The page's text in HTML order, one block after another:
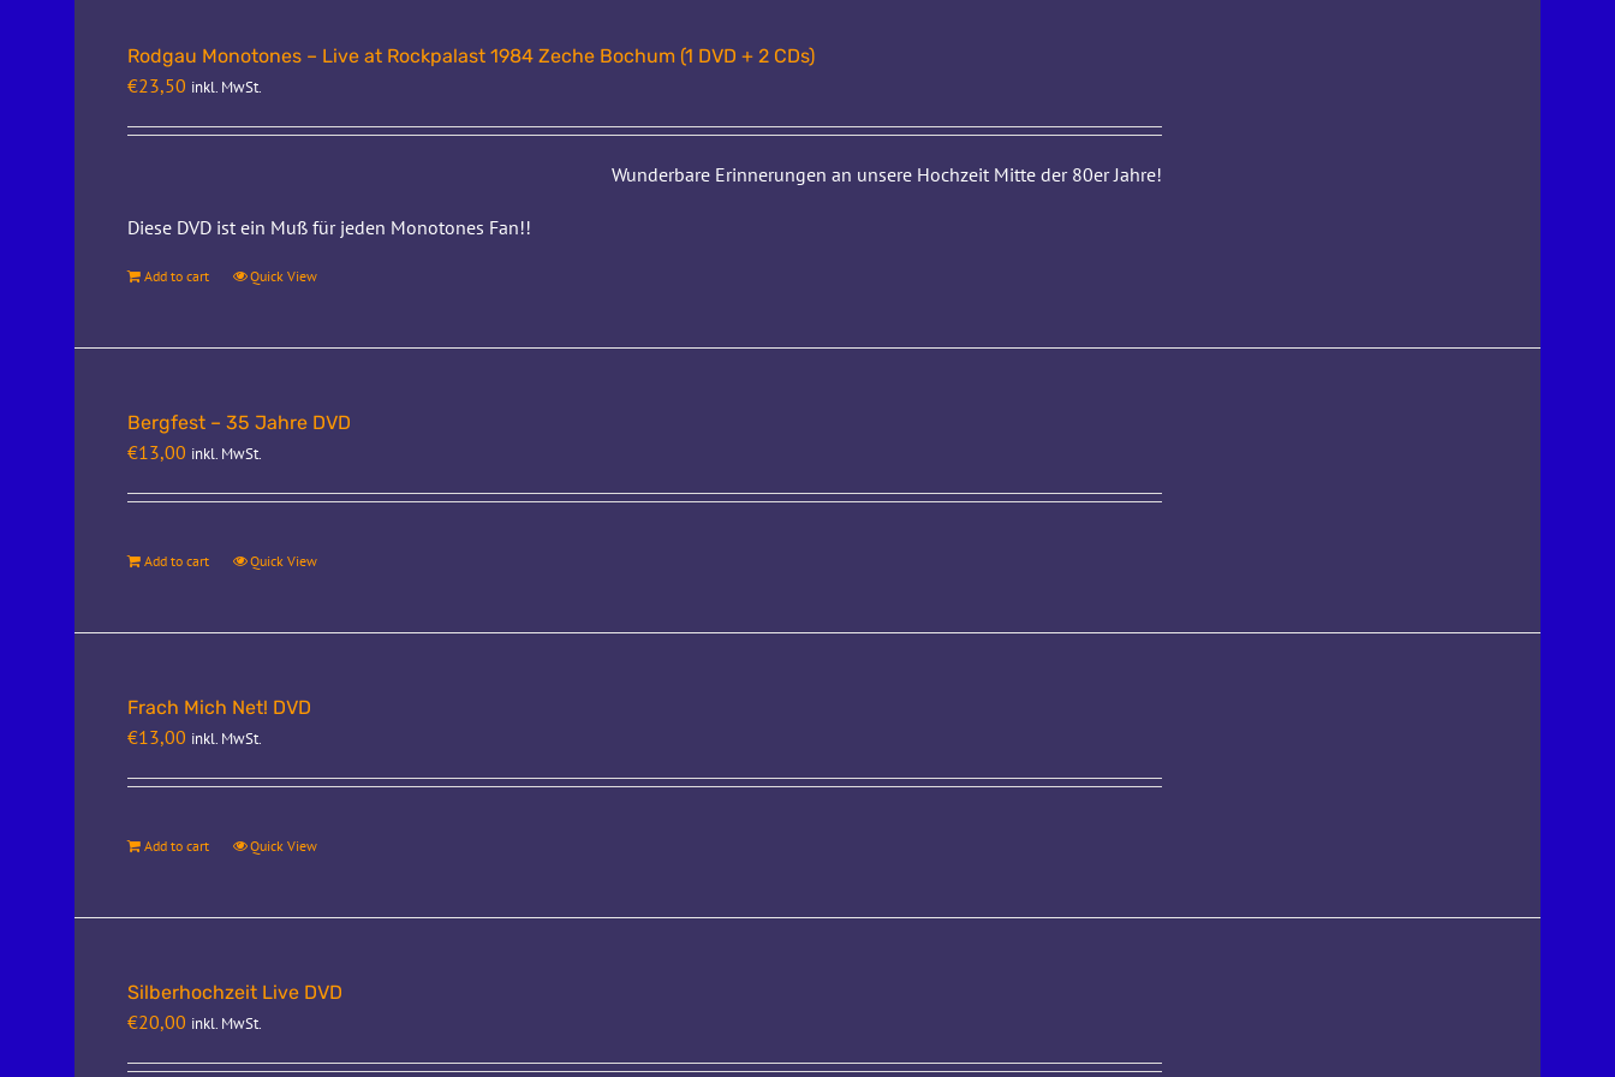
Rodgau Monotones – Live at Rockpalast 1984 Zeche Bochum (1 DVD + 2 CDs)
€23,50 inkl. MwSt.
Wunderbare Erinnerungen an unsere Hochzeit Mitte der 80er Jahre!
Diese DVD ist ein Muß für jeden Monotones Fan!!
Add to cart Quick View
Bergfest – 35 Jahre DVD
€13,00 inkl. MwSt.
Add to cart Quick View
Frach Mich Net! DVD
€13,00 inkl. MwSt.
Add to cart Quick View
Silberhochzeit Live DVD
€20,00 inkl. MwSt.